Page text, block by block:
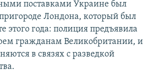
поставками Украине был
Лондона, который был
этого года: полиция предъявила
гражданам Великобритании, и
в связях с разведкой